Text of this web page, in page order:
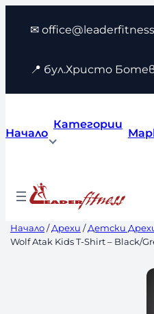
съдържанието
✉
📍 бул.Христо
Начало
Категории
Начало/Дрехи /Детски
Wolf Atak Kids T-Shirt – Black/